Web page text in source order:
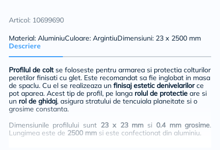
Articol: 10699690
Material: AluminiuCuloare: ArgintiuDimensiuni: 23 x 2500 mm
Descriere
Profilul de colt se foloseste pentru armarea si protectia colturilor
peretilor finisati cu glet. Este recomandat sa fie inglobat in masa
de spaclu. Cu el se realizeaza un finisaj estetic denivelarilorce
pot aparea. Acest tip de profil, pe langa rolul de protectie are si
un rol de ghidaj, asigura stratului de tencuiala planeitate si o
grosime constanta.
Dimensiunile profilului sunt 23 x 23 mm si 0.4 mm grosime.
Lungimea este de 2500 mm si este confectionat din aluminiu.